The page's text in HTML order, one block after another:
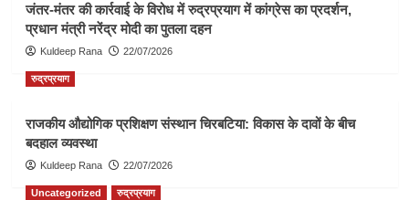
जंतर-मंतर की कार्रवाई के विरोध में रुद्रप्रयाग में कांग्रेस का प्रदर्शन,
प्रधान मंत्री नरेंद्र मोदी का पुतला दहन
Kuldeep Rana 22/07/2026
रुद्रप्रयाग
राजकीय औद्योगिक प्रशिक्षण संस्थान चिरबटिया: विकास के दावों के बीच
बदहाल व्यवस्था
Kuldeep Rana 22/07/2026
Uncategorized रुद्रप्रयाग